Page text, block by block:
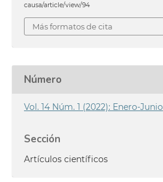
causa/article/view/94
Más formatos de cita
Número
Vol. 14 Núm. 1 (2022): Enero-Junio
Sección
Artículos científicos